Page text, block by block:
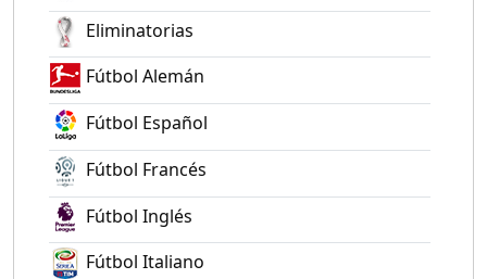
Eliminatorias
Fútbol Alemán
Fútbol Español
Fútbol Francés
Fútbol Inglés
Fútbol Italiano